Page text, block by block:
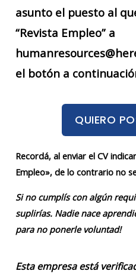
asunto el puesto al
“Revista Empleo” a
el botón a
QUIERO
Recordá, al enviar el CV
Empleo», de lo contrario no
Si no cumplís con algún
suplirías. Nadie nace
para no ponerle voluntad!
Esta empresa está